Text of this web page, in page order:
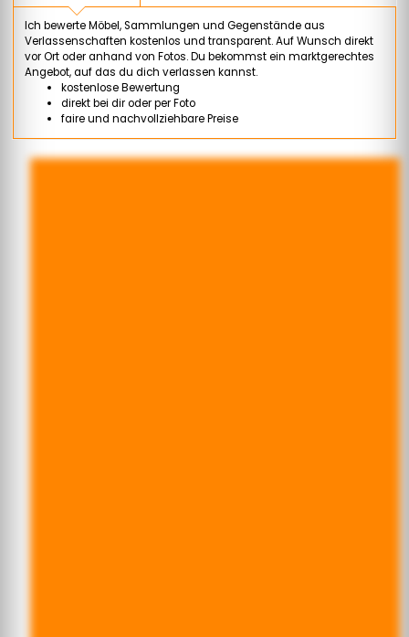
Ich bewerte Möbel, Sammlungen und Gegenstände aus
Verlassenschaften kostenlos und transparent. Auf Wunsch direkt
vor Ort oder anhand von Fotos. Du bekommst ein marktgerechtes
Angebot, auf das du dich verlassen kannst.
kostenlose Bewertung
direkt bei dir oder per Foto
faire und nachvollziehbare Preise